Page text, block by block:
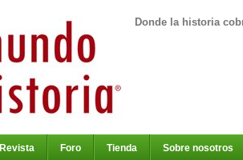
Donde la historia
Revista Foro Tienda Sobre nosotros